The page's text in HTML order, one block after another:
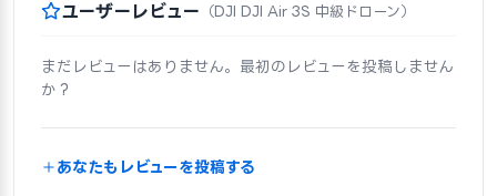
ユーザーレビュー （DJI DJI Air 3S 中級ドローン）
まだレビューはありません。最初のレビューを投稿しません
か？
あなたもレビューを投稿する